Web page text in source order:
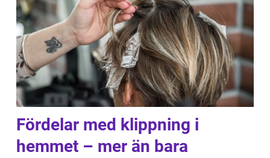
Fördelar med klippning i
hemmet – mer än bara